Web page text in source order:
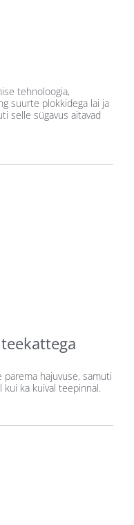
tehnoloogia,
suurte plokkidega lai ja
selle sügavus aitavad
hajuvuse, samuti
kui ka kuival teepinnal.